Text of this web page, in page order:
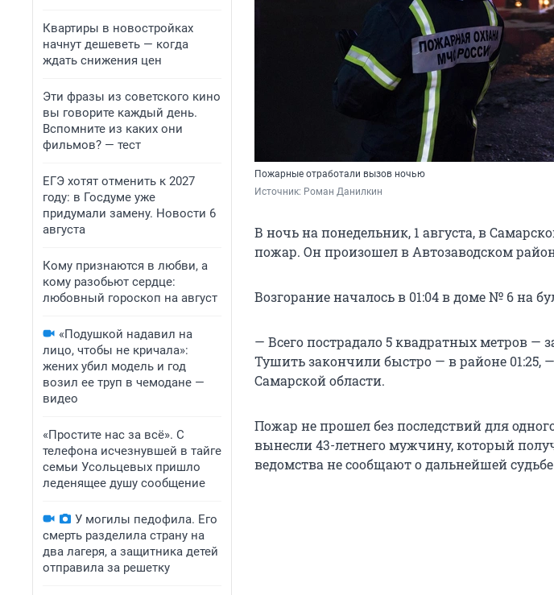
Квартиры в новостройках
начнут дешеветь — когда
ждать снижения цен
Эти фразы из советского кино
вы говорите каждый день.
Вспомните из каких они
фильмов? — тест
ЕГЭ хотят отменить к 2027
году: в Госдуме уже
придумали замену. Новости 6
августа
Кому признаются в любви, а
кому разобьют сердце:
любовный гороскоп на август
«Подушкой надавил на
лицо, чтобы не кричала»:
жених убил модель и год
возил ее труп в чемодане —
видео
«Простите нас за всё». С
телефона исчезнувшей в тайге
семьи Усольцевых пришло
леденящее душу сообщение
У могилы педофила. Его
смерть разделила страну на
два лагеря, а защитника детей
отправила за решетку
Пожарные отработали вызов ночью
Источник: Роман Данилкин
В ночь на понедельник, 1 августа, в
пожар. Он произошел в Автозаводском
Возгорание началось в 01:04 в доме № 6 на
— Всего пострадало 5 квадратных метров —
Тушить закончили быстро — в районе 01:25,
Самарской области.
Пожар не прошел без последствий для
вынесли 43-летнего мужчину, который
ведомства не сообщают о дальнейшей